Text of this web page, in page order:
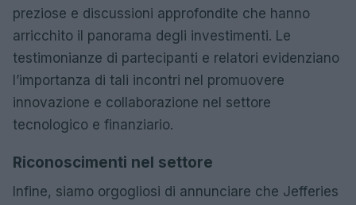
preziose e discussioni approfondite che hanno
arricchito il panorama degli investimenti. Le
testimonianze di partecipanti e relatori evidenziano
l’importanza di tali incontri nel promuovere
innovazione e collaborazione nel settore
tecnologico e finanziario.
Riconoscimenti nel settore
Infine, siamo orgogliosi di annunciare che Jefferies